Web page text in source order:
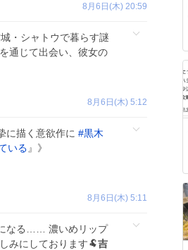
8月6日(木) 20:59
・シャトウで暮らす謎
通じて出会い、彼女の
8月6日(木) 5:12
に描く意欲作に #黒木
いる 』》
8月6日(木) 5:11
なる…… 濃いめリップ
みにしております🐏吉